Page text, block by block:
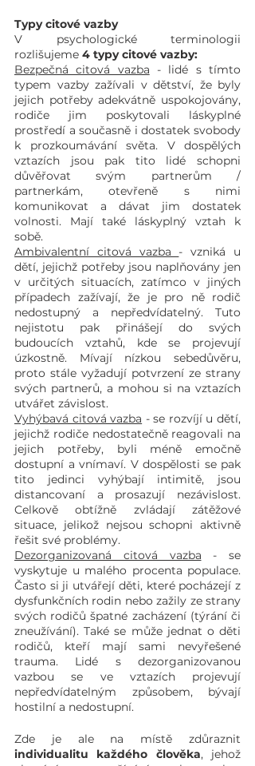
Typy citové vazby
V psychologické terminologii
rozlišujeme 4 typy citové vazby:
Bezpečná citová vazba - lidé s tímto
typem vazby zažívali v dětství, že byly
jejich potřeby adekvátně uspokojovány,
rodiče jim poskytovali láskyplné
prostředí a současně i dostatek svobody
k prozkoumávání světa. V dospělých
vztazích jsou pak tito lidé schopni
důvěřovat svým partnerům /
partnerkám, otevřeně s nimi
komunikovat a dávat jim dostatek
volnosti. Mají také láskyplný vztah k
sobě.
Ambivalentní citová vazba - vzniká u
dětí, jejichž potřeby jsou naplňovány jen
v určitých situacích, zatímco v jiných
případech zažívají, že je pro ně rodič
nedostupný a nepředvídatelný. Tuto
nejistotu pak přinášejí do svých
budoucích vztahů, kde se projevují
úzkostně. Mívají nízkou sebedůvěru,
proto stále vyžadují potvrzení ze strany
svých partnerů, a mohou si na vztazích
utvářet závislost.
Vyhýbavá citová vazba - se rozvíjí u dětí,
jejichž rodiče nedostatečně reagovali na
jejich potřeby, byli méně emočně
dostupní a vnímaví. V dospělosti se pak
tito jedinci vyhýbají intimitě, jsou
distancovaní a prosazují nezávislost.
Celkově obtížně zvládají zátěžové
situace, jelikož nejsou schopni aktivně
řešit své problémy.
Dezorganizovaná citová vazba - se
vyskytuje u malého procenta populace.
Často si ji utvářejí děti, které pocházejí z
dysfunkčních rodin nebo zažily ze strany
svých rodičů špatné zacházení (týrání či
zneužívání). Také se může jednat o děti
rodičů, kteří mají sami nevyřešené
trauma. Lidé s dezorganizovanou
vazbou se ve vztazích projevují
nepředvídatelným způsobem, bývají
hostilní a nedostupní.
Zde je ale na místě zdůraznit
individualitu každého člověka, jehož